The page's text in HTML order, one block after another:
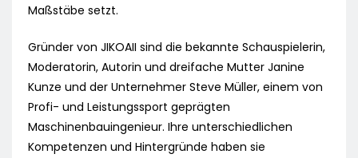
Maßstäbe setzt.
Gründer von JIKOAII sind die bekannte Schauspielerin,
Moderatorin, Autorin und dreifache Mutter Janine
Kunze und der Unternehmer Steve Müller, einem von
Profi- und Leistungssport geprägten
Maschinenbauingenieur. Ihre unterschiedlichen
Kompetenzen und Hintergründe haben sie